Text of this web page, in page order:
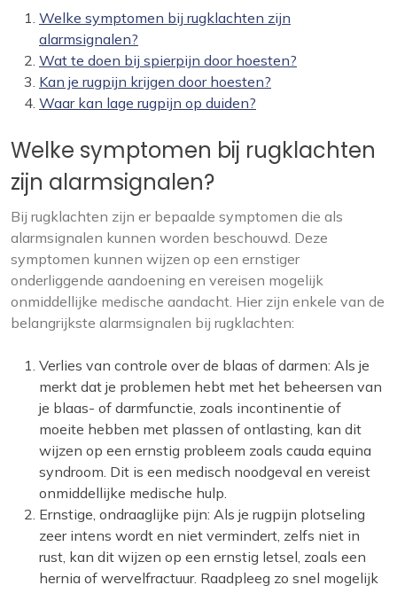
Welke symptomen bij rugklachten zijn
alarmsignalen?
Wat te doen bij spierpijn door hoesten?
Kan je rugpijn krijgen door hoesten?
Waar kan lage rugpijn op duiden?
Welke symptomen bij rugklachten
zijn alarmsignalen?
Bij rugklachten zijn er bepaalde symptomen die als
alarmsignalen kunnen worden beschouwd. Deze
symptomen kunnen wijzen op een ernstiger
onderliggende aandoening en vereisen mogelijk
onmiddellijke medische aandacht. Hier zijn enkele van de
belangrijkste alarmsignalen bij rugklachten:
Verlies van controle over de blaas of darmen: Als je
merkt dat je problemen hebt met het beheersen van
je blaas- of darmfunctie, zoals incontinentie of
moeite hebben met plassen of ontlasting, kan dit
wijzen op een ernstig probleem zoals cauda equina
syndroom. Dit is een medisch noodgeval en vereist
onmiddellijke medische hulp.
Ernstige, ondraaglijke pijn: Als je rugpijn plotseling
zeer intens wordt en niet vermindert, zelfs niet in
rust, kan dit wijzen op een ernstig letsel, zoals een
hernia of wervelfractuur. Raadpleeg zo snel mogelijk